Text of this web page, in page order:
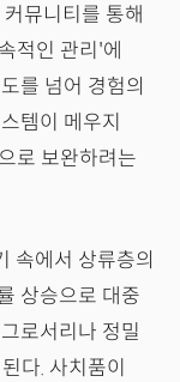
뮤니티를 통해
적인 관리'에
를 넘어 경험의
템이 메우지
로 보완하려는
속에서 상류층의
상승으로 대중
로서리나 정밀
다. 사치품이